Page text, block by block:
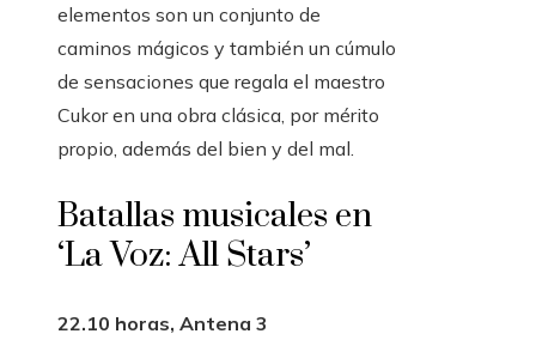
elementos son un conjunto de
caminos mágicos y también un cúmulo
de sensaciones que regala el maestro
Cukor en una obra clásica, por mérito
propio, además del bien y del mal.
Batallas musicales en
‘La Voz: All Stars’
22.10 horas, Antena 3